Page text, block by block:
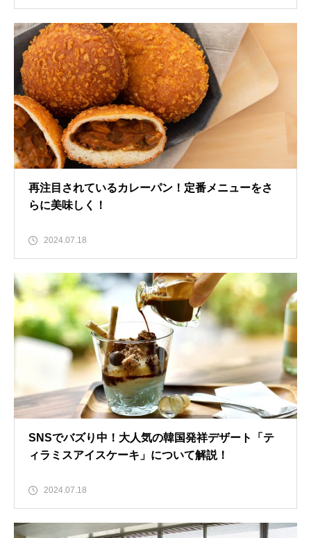
再注目されているカレーパン！定番メニューをさ
らに美味しく！
2024.07.18
SNSでバズり中！大人気の韓国発祥デザート「テ
ィラミスアイスケーキ」について解説！
2024.07.18